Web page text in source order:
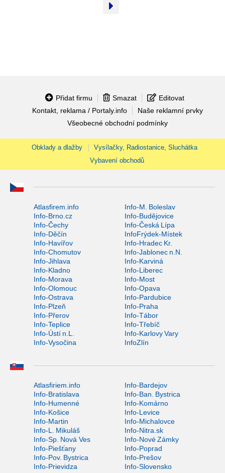
Přidat firmu Smazat
Editovat
Kontakt, reklama / Portaly.info
Naše reklamní prvky
Všeobecné obchodní podmínky
Obklady a dlažby
Vysílačky, Radiostanice, Sluchátka
Vybavení obchodů
Atlasfirem.info
Info-M. Boleslav
Info-Brno.cz
Info-Budějovice
Info-Čechy
Info-Česká Lípa
Info-Děčín
InfoFrýdek-Místek
Info-Havířov
Info-Hradec Kr.
Info-Chomutov
Info-Jablonec n.N.
Info-Jihlava
Info-Karviná
Info-Kladno
Info-Liberec
Info-Morava
Info-Most
Info-Olomouc
Info-Opava
Info-Ostrava
Info-Pardubice
Info-Plzeň
Info-Praha
Info-Přerov
Info-Tábor
Info-Teplice
Info-Třebíč
Info-Ústí n.L.
Info-Karlovy Vary
Info-Vysočina
InfoZlín
Atlasfiriem.info
Info-Bardejov
Info-Bratislava
Info-Ban. Bystrica
Info-Humenné
Info-Komárno
Info-Košice
Info-Levice
Info-Martin
Info-Michalovce
Info-L. Mikuláš
Info-Nitra.sk
Info-Sp. Nová Ves
Info-Nové Zámky
Info-Piešťany
Info-Poprad
Info-Pov. Bystrica
Info-Prešov
Info-Prievidza
Info-Slovensko